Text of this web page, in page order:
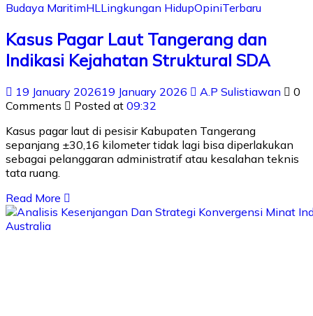
Budaya MaritimHL Lingkungan HidupOpiniTerbaru
Kasus Pagar Laut Tangerang dan
Indikasi Kejahatan Struktural SDA
19 January 202619 January 2026 A.P Sulistiawan
0
Comments
Posted at 09:32
Kasus pagar laut di pesisir Kabupaten Tangerang
sepanjang ±30,16 kilometer tidak lagi bisa diperlakukan
sebagai pelanggaran administratif atau kesalahan teknis
tata ruang.
Read More